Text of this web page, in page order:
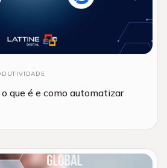
que é e como automatizar